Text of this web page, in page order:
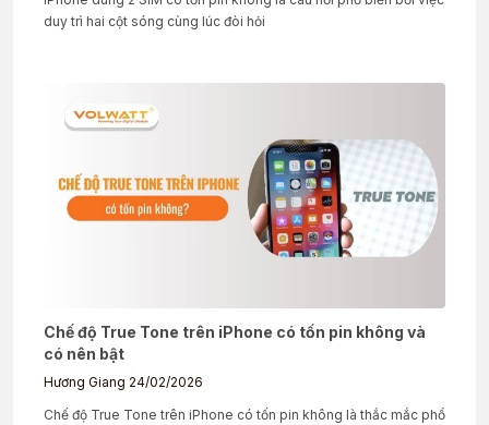
duy trì hai cột sóng cùng lúc đòi hỏi
Chế độ True Tone trên iPhone có tốn pin không và
có nên bật
Hương Giang 24/02/2026
Chế độ True Tone trên iPhone có tốn pin không là thắc mắc phổ